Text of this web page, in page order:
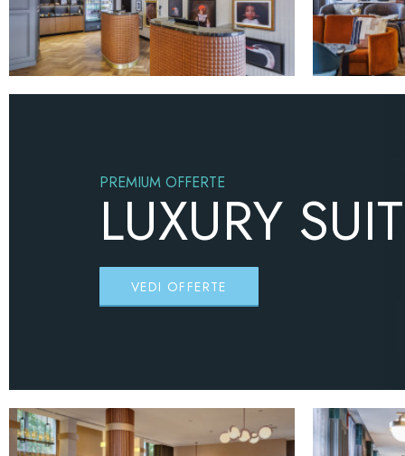
PREMIUM OFFERTE
LUXURY
VEDI OFFERTE